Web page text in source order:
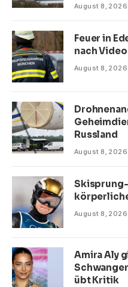
August 8, 2026
Feuer in
nach
August 8, 2026
Russland
August 8, 2026
August 8, 2026
Amira Aly
übt Kritik